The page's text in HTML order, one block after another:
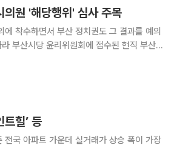
원 '해당행위' 심사 주목
착수하면서 부산 정치권도 그 결과를 예의
부산시당 윤리위원회에 접수된 현직 부산시
회부의장 선거 개입
힐’ 등
국 아파트 가운데 실거래가 상승 폭이 가장